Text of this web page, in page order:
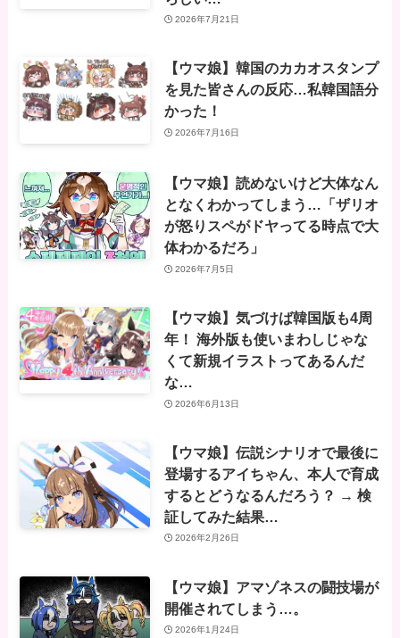
2026年7月21日
【ウマ娘】韓国のカカオスタンプ
を見た皆さんの反応…私韓国語分
かった！
2026年7月16日
【ウマ娘】読めないけど大体なん
となくわかってしまう…「ザリオ
が怒りスペがドヤってる時点で大
体わかるだろ」
2026年7月5日
【ウマ娘】気づけば韓国版も4周
年！ 海外版も使いまわしじゃな
くて新規イラストってあるんだ
な…
2026年6月13日
【ウマ娘】伝説シナリオで最後に
登場するアイちゃん、本人で育成
するとどうなるんだろう？ → 検
証してみた結果…
2026年2月26日
【ウマ娘】アマゾネスの闘技場が
開催されてしまう…。
2026年1月24日